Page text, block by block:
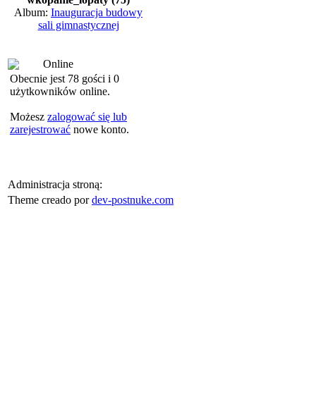
Album: Inauguracja budowy
sali gimnastycznej
Online
Obecnie jest 78 gości i 0
użytkowników online.
Możesz zalogować się lub
zarejestrować nowe konto.
Administracja stroną:
Theme creado pordev-postnuke.com